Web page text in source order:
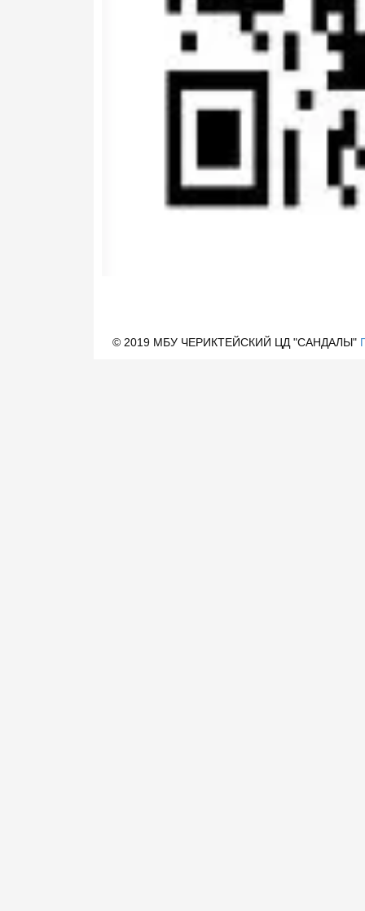
© 2019 МБУ ЧЕРИКТЕЙСКИЙ ЦД "САНДАЛЫ"